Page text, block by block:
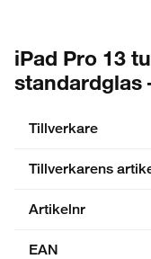
iPad Pro 13
standardglas
Tillverkare
Tillverkarens
Artikelnr
EAN